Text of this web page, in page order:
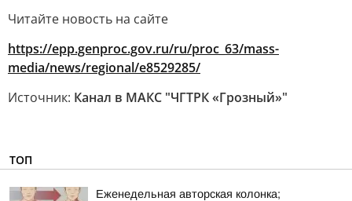
Читайте новость на сайте
https://epp.genproc.gov.ru/ru/proc_63/mass-
media/news/regional/e8529285/
Источник: Канал в МАКС "ЧГТРК «Грозный»"
ТОП
Еженедельная авторская колонка;